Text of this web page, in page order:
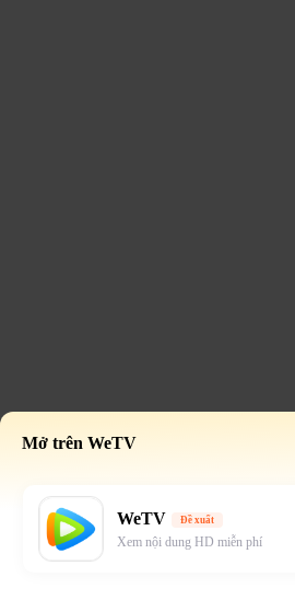
Mở trên WeTV
WeTV Đề xuất
Xem nội dung HD miễn phí